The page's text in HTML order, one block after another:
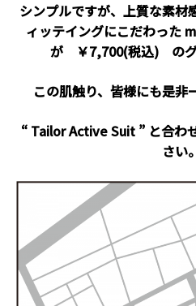
シンプルですが、上質な素材
ィッテイングにこだわった
が ￥7,700(税込) のグ
この肌触り、皆様にも是非
“ Tailor Active Suit ” と合わ
さい。